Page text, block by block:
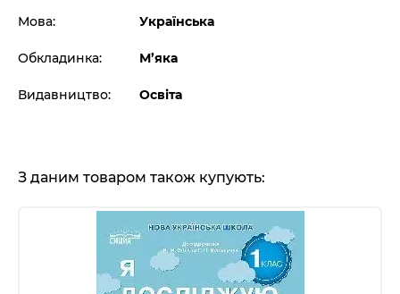
Мова: Українська
Обкладинка: М’яка
Видавництво: Освіта
З даним товаром також купують: